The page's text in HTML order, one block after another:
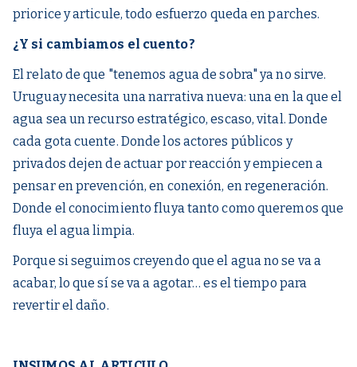
priorice y articule, todo esfuerzo queda en parches.
¿Y si cambiamos el cuento?
El relato de que "tenemos agua de sobra" ya no sirve.
Uruguay necesita una narrativa nueva: una en la que el
agua sea un recurso estratégico, escaso, vital. Donde
cada gota cuente. Donde los actores públicos y
privados dejen de actuar por reacción y empiecen a
pensar en prevención, en conexión, en regeneración.
Donde el conocimiento fluya tanto como queremos que
fluya el agua limpia.
Porque si seguimos creyendo que el agua no se va a
acabar, lo que sí se va a agotar… es el tiempo para
revertir el daño.